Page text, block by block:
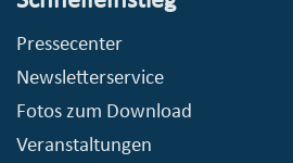
Pressecenter
Newsletterservice
Fotos zum Download
Veranstaltungen